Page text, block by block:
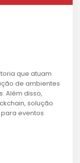
que atuam
de ambientes
Além disso,
solução
eventos